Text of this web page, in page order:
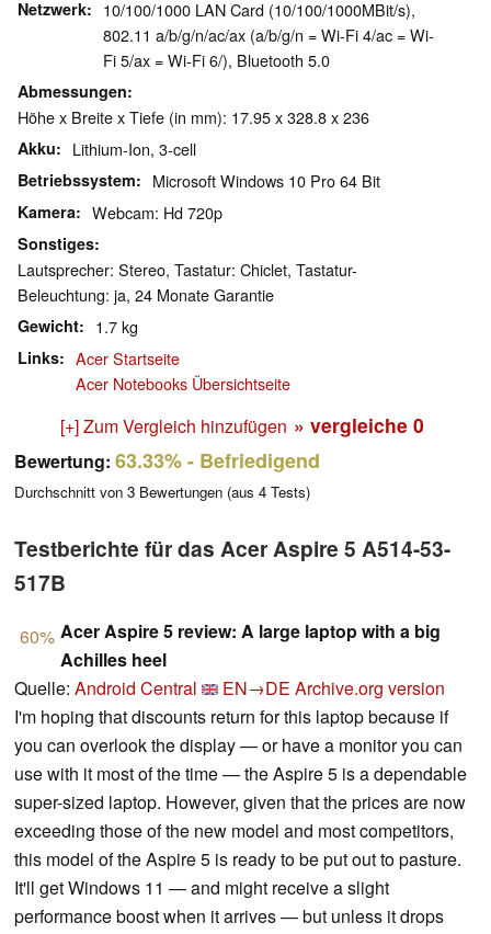
Netzwerk
10/100/1000 LAN Card (10/100/1000MBit/s),
802.11 a/b/g/n/ac/ax (a/b/g/n = Wi-Fi 4/ac = Wi-
Fi 5/ax = Wi-Fi 6/), Bluetooth 5.0
Abmessungen
Höhe x Breite x Tiefe (in mm): 17.95 x 328.8 x 236
Akku Lithium-Ion, 3-cell
Betriebssystem Microsoft Windows 10 Pro 64 Bit
Kamera Webcam: Hd 720p
Sonstiges
Lautsprecher: Stereo, Tastatur: Chiclet, Tastatur-
Beleuchtung: ja, 24 Monate Garantie
Gewicht 1.7 kg
Links
Acer Startseite
Acer Notebooks Übersichtseite
[+] Zum Vergleich hinzufügen » vergleiche 0
Bewertung: 63.33%- Befriedigend
Durchschnitt von 3 Bewertungen (aus 4 Tests)
Testberichte für das Acer Aspire 5 A514-53-
517B
60% Acer Aspire 5 review: A large laptop with a big
Achilles heel
Quelle: Android Central EN→DE Archive.org version
I'm hoping that discounts return for this laptop because if
you can overlook the display — or have a monitor you can
use with it most of the time — the Aspire 5 is a dependable
super-sized laptop. However, given that the prices are now
exceeding those of the new model and most competitors,
this model of the Aspire 5 is ready to be put out to pasture.
It'll get Windows 11 — and might receive a slight
performance boost when it arrives — but unless it drops